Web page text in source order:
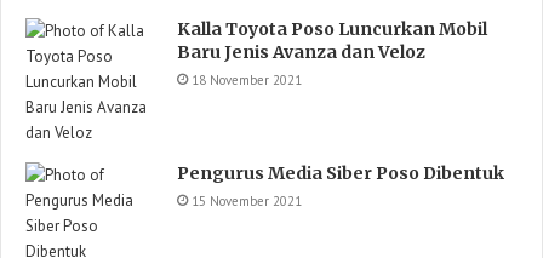
Kalla Toyota Poso Luncurkan Mobil
Baru Jenis Avanza dan Veloz
18 November 2021
Pengurus Media Siber Poso Dibentuk
15 November 2021